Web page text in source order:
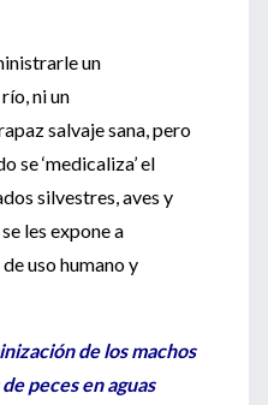
un
ni un
salvaje sana, pero
se ‘medicaliza’ el
silvestres, aves y
les expone a
uso humano y
de los machos
peces en aguas